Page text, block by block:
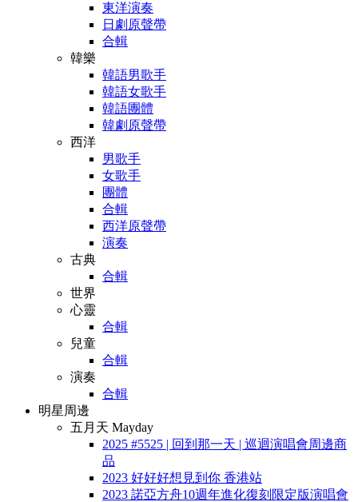
東洋演奏
日劇原聲帶
合輯
韓樂
韓語男歌手
韓語女歌手
韓語團體
韓劇原聲帶
西洋
男歌手
女歌手
團體
合輯
西洋原聲帶
演奏
古典
合輯
世界
心靈
合輯
兒童
合輯
演奏
合輯
明星周邊
五月天 Mayday
2025 #5525 | 回到那一天 | 巡迴演唱會周邊商
品
2023 好好好想見到你 香港站
2023 諾亞方舟10週年進化復刻限定版演唱會